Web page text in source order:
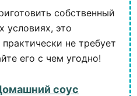
собственный
условиях, это
не требует
его с чем угодно!
соус